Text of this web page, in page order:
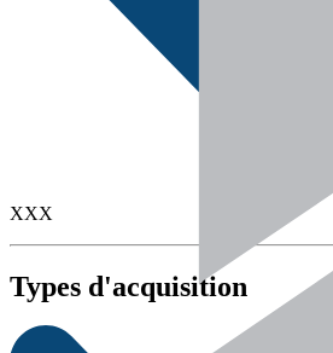
XXX
Types d'acquisition